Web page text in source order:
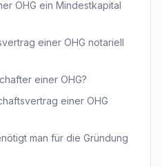
OHG ein Mindestkapital
einer OHG notariell
einer OHG?
einer OHG
man für die Gründung